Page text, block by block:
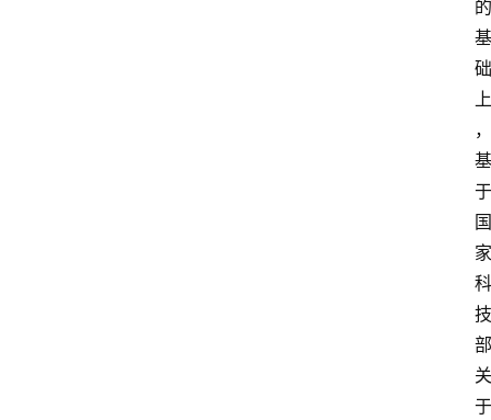
的
基
础
上
，
基
于
国
家
科
技
部
关
于